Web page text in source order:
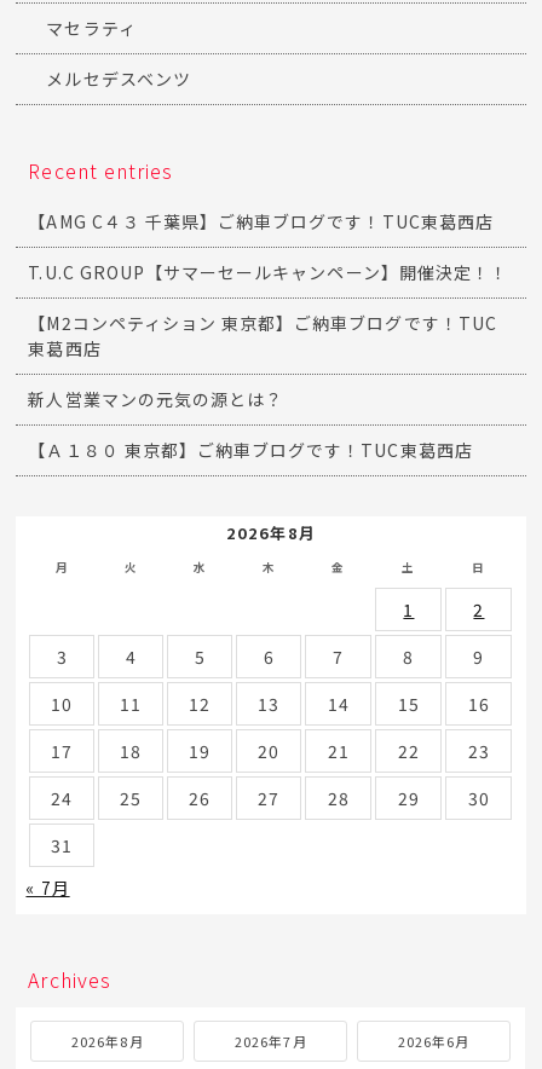
マセラティ
メルセデスベンツ
Recent entries
【AMG C４３ 千葉県】ご納車ブログです！TUC東葛西店
T.U.C GROUP【サマーセールキャンペーン】開催決定！！
【M2コンペティション 東京都】ご納車ブログです！TUC
東葛西店
新人営業マンの元気の源とは？
【Ａ１８０ 東京都】ご納車ブログです！TUC東葛西店
2026年8月
月 火 水 木 金 土 日
1
2
3
4 5 6 7 8
9
10
11 12 13 14 15
16
17
18 19 20 21 22
23
24
25 26 27 28 29
30
31
« 7月
Archives
2026年8月 2026年7月 2026年6月